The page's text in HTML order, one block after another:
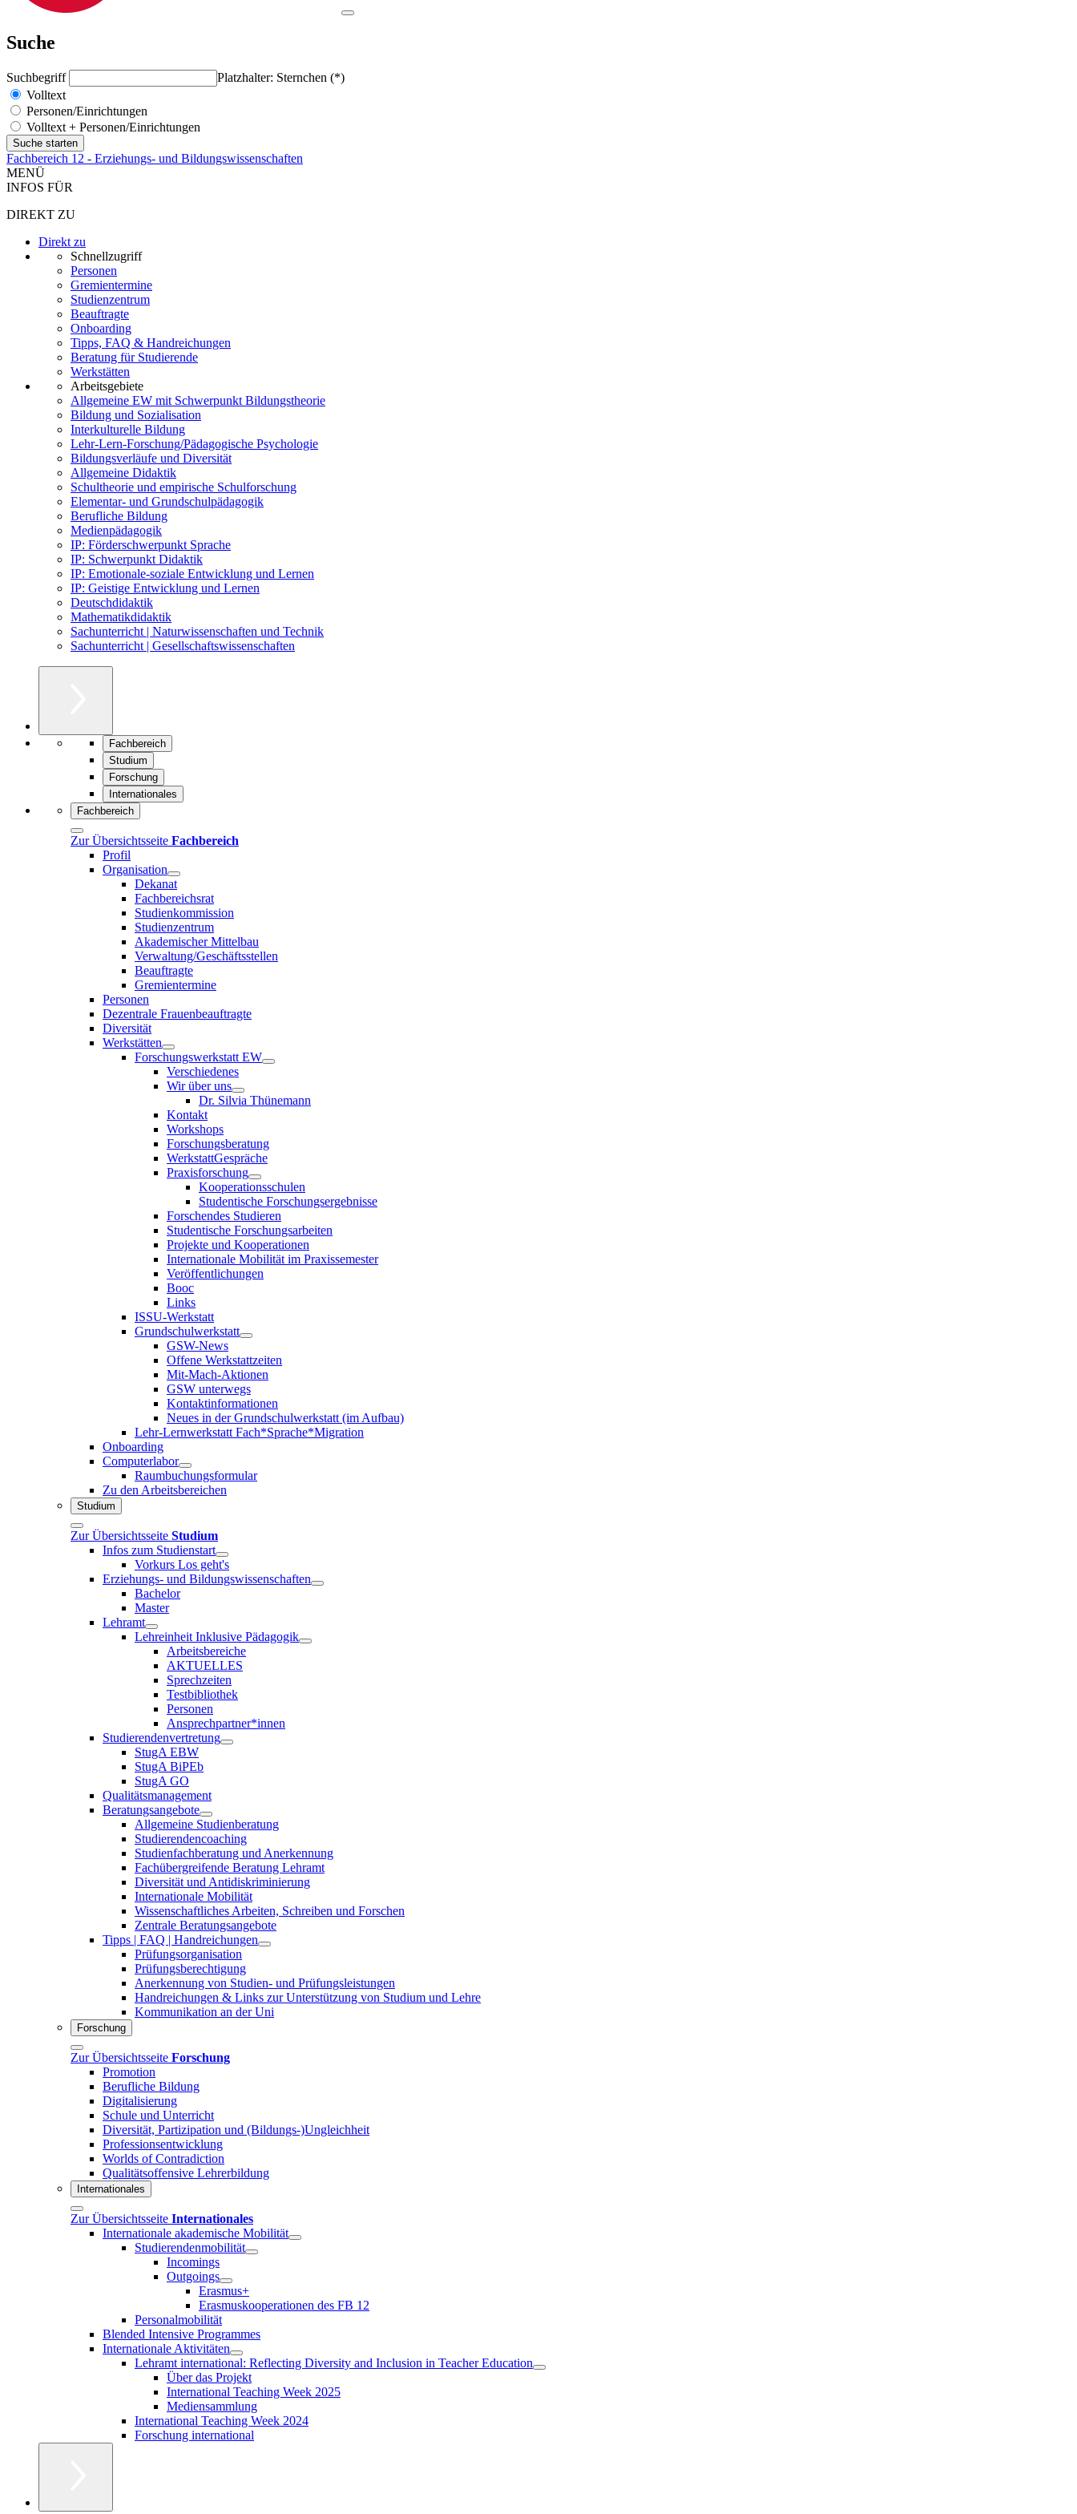
Suche
Suchbegriff
Platzhalter: Sternchen (*)
Volltext
Personen/Einrichtungen
Volltext + Personen/Einrichtungen
Fachbereich 12 - Erziehungs- und Bildungswissenschaften
MENÜ
INFOS FÜR
DIREKT ZU
Direkt zu
Schnellzugriff
Personen
Gremientermine
Studienzentrum
Beauftragte
Onboarding
Tipps, FAQ & Handreichungen
Beratung für Studierende
Werkstätten
Arbeitsgebiete
Allgemeine EW mit Schwerpunkt Bildungstheorie
Bildung und Sozialisation
Interkulturelle Bildung
Lehr-Lern-Forschung/Pädagogische Psychologie
Bildungsverläufe und Diversität
Allgemeine Didaktik
Schultheorie und empirische Schulforschung
Elementar- und Grundschulpädagogik
Berufliche Bildung
Medienpädagogik
IP: Förderschwerpunkt Sprache
IP: Schwerpunkt Didaktik
IP: Emotionale-soziale Entwicklung und Lernen
IP: Geistige Entwicklung und Lernen
Deutschdidaktik
Mathematikdidaktik
Sachunterricht | Naturwissenschaften und Technik
Sachunterricht | Gesellschaftswissenschaften
Fachbereich
Studium
Forschung
Internationales
Fachbereich
Zur Übersichtsseite Fachbereich
Profil
Organisation
Dekanat
Fachbereichsrat
Studienkommission
Studienzentrum
Akademischer Mittelbau
Verwaltung/Geschäftsstellen
Beauftragte
Gremientermine
Personen
Dezentrale Frauenbeauftragte
Diversität
Werkstätten
Forschungswerkstatt EW
Verschiedenes
Wir über uns
Dr. Silvia Thünemann
Kontakt
Workshops
Forschungsberatung
WerkstattGespräche
Praxisforschung
Kooperationsschulen
Studentische Forschungsergebnisse
Forschendes Studieren
Studentische Forschungsarbeiten
Projekte und Kooperationen
Internationale Mobilität im Praxissemester
Veröffentlichungen
Booc
Links
ISSU-Werkstatt
Grundschulwerkstatt
GSW-News
Offene Werkstattzeiten
Mit-Mach-Aktionen
GSW unterwegs
Kontaktinformationen
Neues in der Grundschulwerkstatt (im Aufbau)
Lehr-Lernwerkstatt Fach*Sprache*Migration
Onboarding
Computerlabor
Raumbuchungsformular
Zu den Arbeitsbereichen
Studium
Zur Übersichtsseite Studium
Infos zum Studienstart
Vorkurs Los geht's
Erziehungs- und Bildungswissenschaften
Bachelor
Master
Lehramt
Lehreinheit Inklusive Pädagogik
Arbeitsbereiche
AKTUELLES
Sprechzeiten
Testbibliothek
Personen
Ansprechpartner*innen
Studierendenvertretung
StugA EBW
StugA BiPEb
StugA GO
Qualitätsmanagement
Beratungsangebote
Allgemeine Studienberatung
Studierendencoaching
Studienfachberatung und Anerkennung
Fachübergreifende Beratung Lehramt
Diversität und Antidiskriminierung
Internationale Mobilität
Wissenschaftliches Arbeiten, Schreiben und Forschen
Zentrale Beratungsangebote
Tipps | FAQ | Handreichungen
Prüfungsorganisation
Prüfungsberechtigung
Anerkennung von Studien- und Prüfungsleistungen
Handreichungen & Links zur Unterstützung von Studium und Lehre
Kommunikation an der Uni
Forschung
Zur Übersichtsseite Forschung
Promotion
Berufliche Bildung
Digitalisierung
Schule und Unterricht
Diversität, Partizipation und (Bildungs-)Ungleichheit
Professionsentwicklung
Worlds of Contradiction
Qualitätsoffensive Lehrerbildung
Internationales
Zur Übersichtsseite Internationales
Internationale akademische Mobilität
Studierendenmobilität
Incomings
Outgoings
Erasmus+
Erasmuskooperationen des FB 12
Personalmobilität
Blended Intensive Programmes
Internationale Aktivitäten
Lehramt international: Reflecting Diversity and Inclusion in Teacher Education
Über das Projekt
International Teaching Week 2025
Mediensammlung
International Teaching Week 2024
Forschung international